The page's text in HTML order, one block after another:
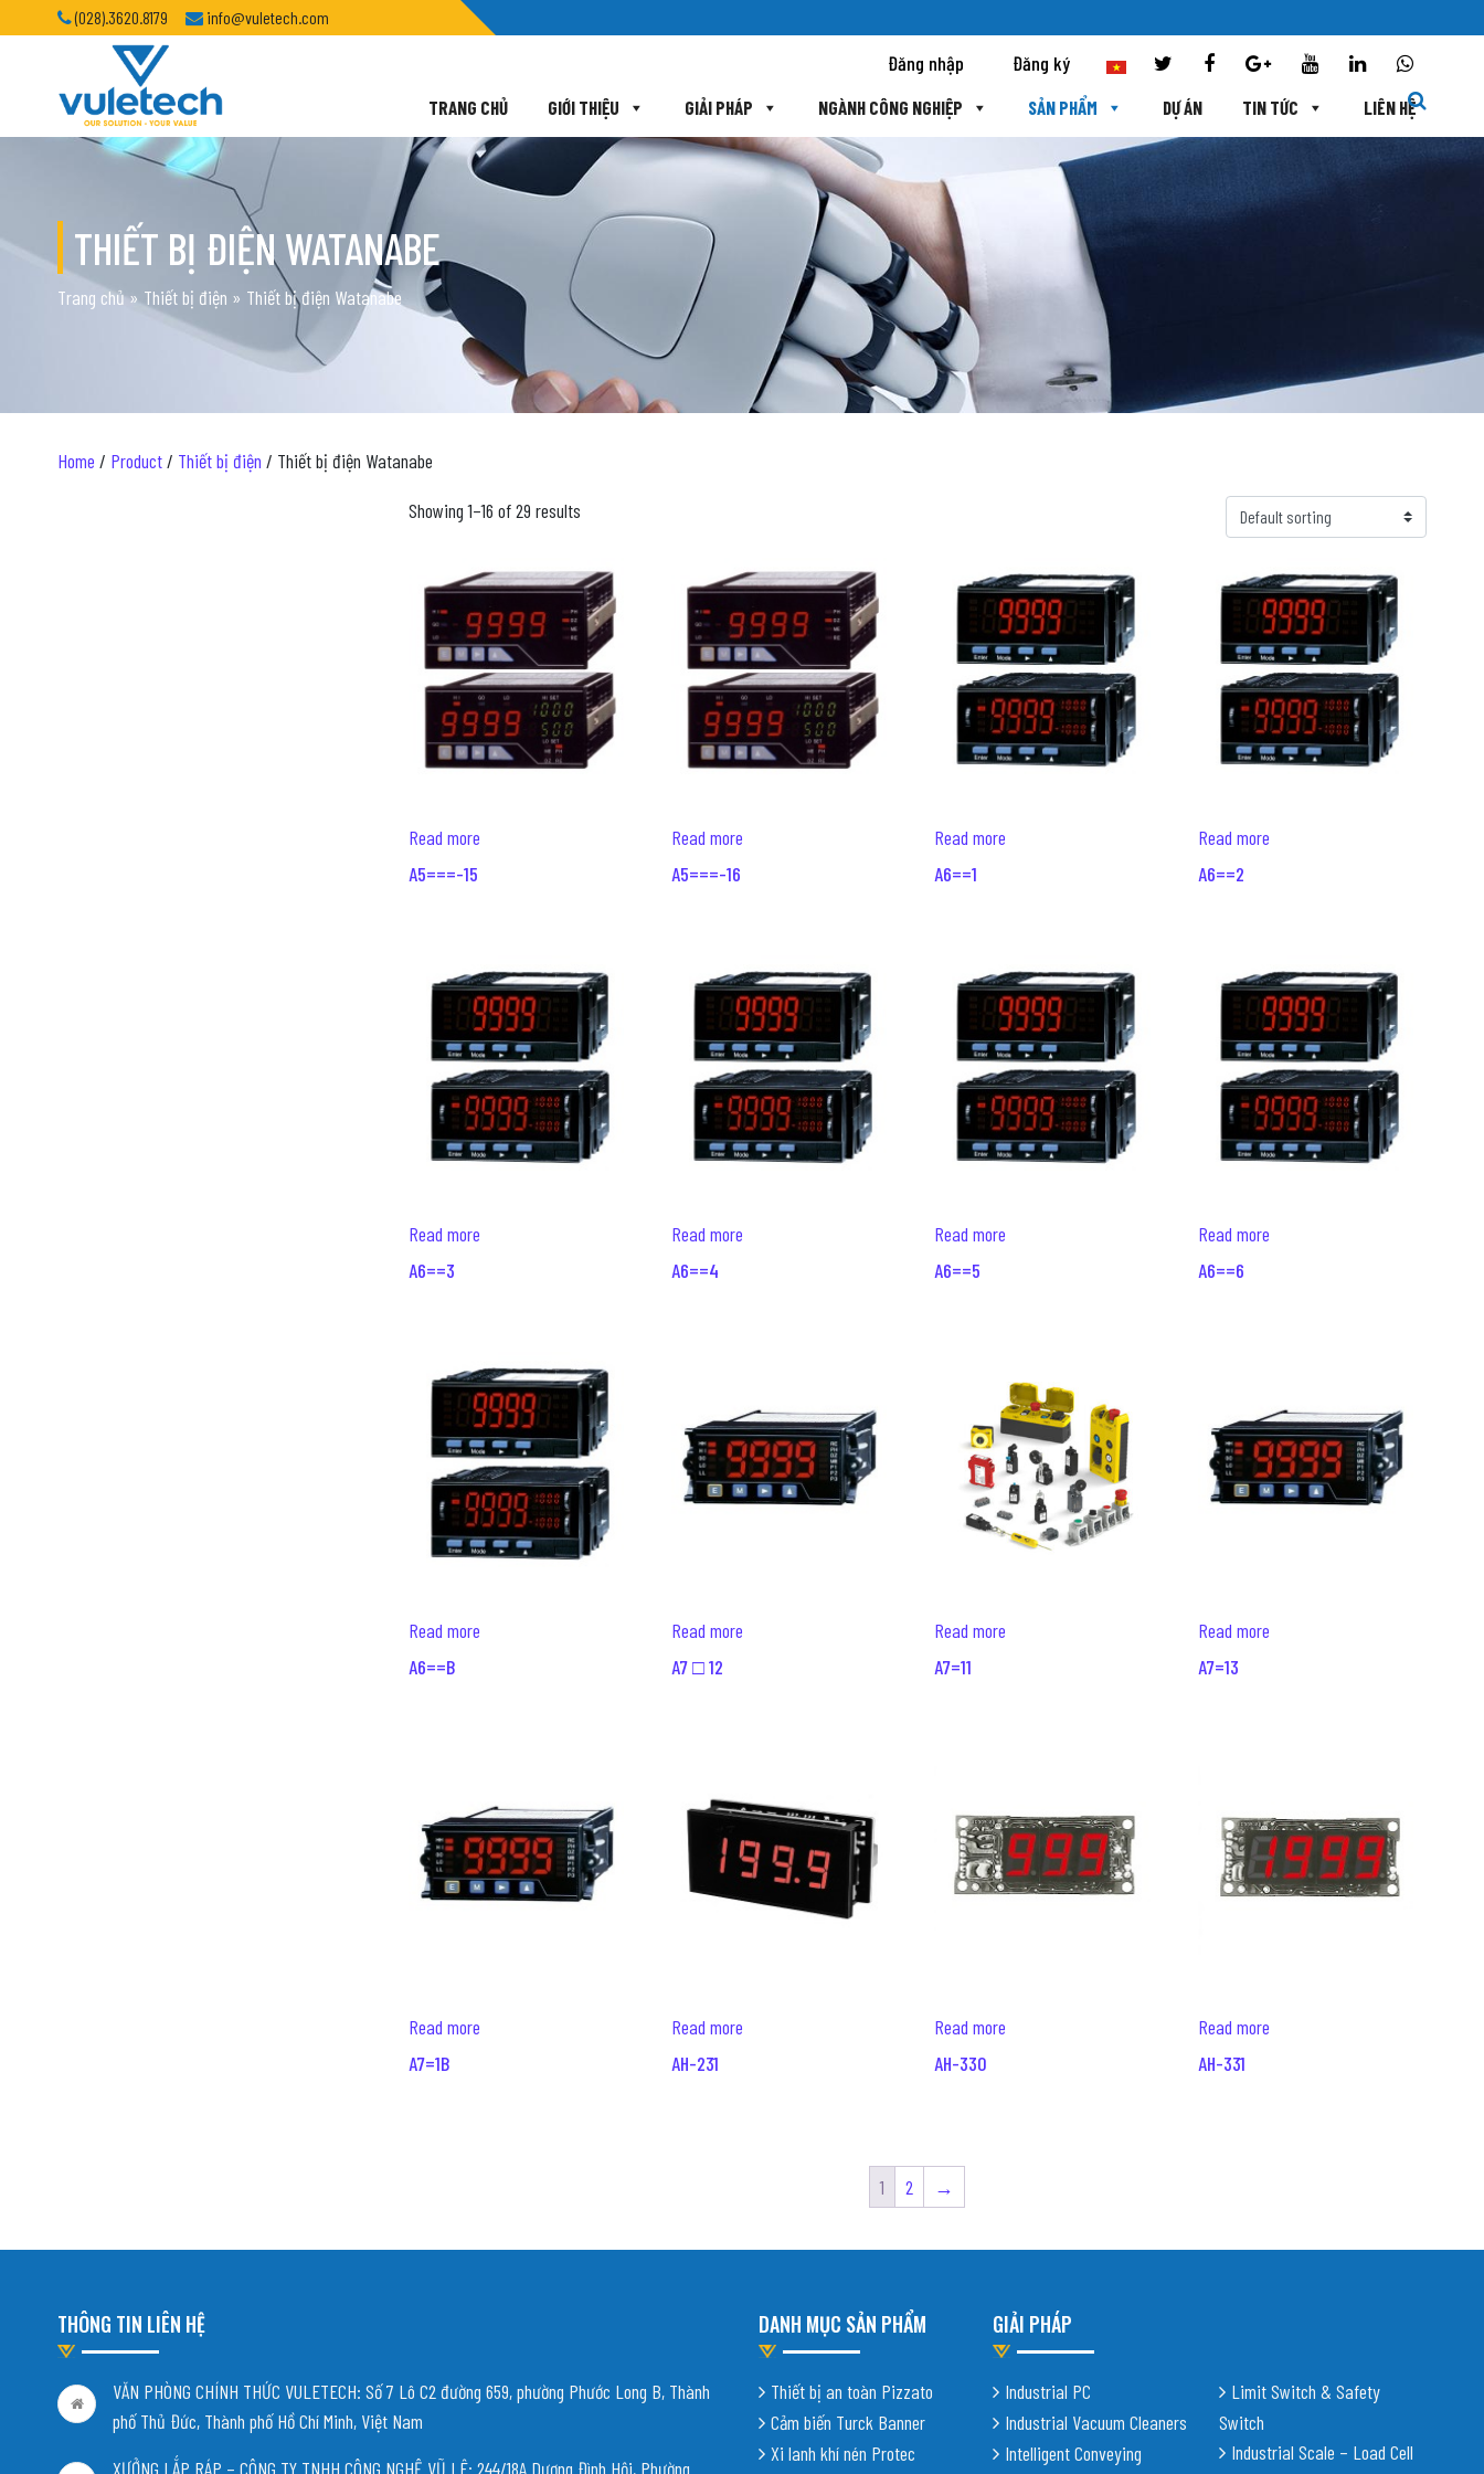
(028).3620.8179 info@vuletech.com
Đăng nhập Đăng ký
TRANG CHỦ GIỚI THIỆU GIẢI PHÁP NGÀNH CÔNG NGHIỆP SẢN PHẨM DỰ ÁN TIN TỨC LIÊN HỆ
THIẾT BỊ ĐIỆN WATANABE
Trang chủ» Thiết bị điện » Thiết bị điện Watanabe
Home / Product/ Thiết bị điện / Thiết bị điện Watanabe
Showing 1–16 of 29 results
Read more
A5===-15
Read more
A5===-16
Read more
A6==1
Read more
A6==2
Read more
A6==3
Read more
A6==4
Read more
A6==5
Read more
A6==6
Read more
A6==B
Read more
A7 □ 12
Read more
A7=11
Read more
A7=13
Read more
A7=1B
Read more
AH-231
Read more
AH-330
Read more
AH-331
1 2 →
THÔNG TIN LIÊN HỆ
VĂN PHÒNG CHÍNH THỨC VULETECH: Số 7 Lô C2 đường 659, phường Phước Long B, Thành
phố Thủ Đức, Thành phố Hồ Chí Minh, Việt Nam
XƯỞNG LẮP RÁP – CÔNG TY TNHH CÔNG NGHỆ VŨ LÊ: 244/18A Dương Đình Hội, Phường
DANH MỤC SẢN PHẨM
Thiết bị an toàn Pizzato
Cảm biến Turck Banner
Xi lanh khí nén Protec
GIẢI PHÁP
Industrial PC
Industrial Vacuum Cleaners
Intelligent Conveying
Limit Switch & Safety
Switch
Industrial Scale – Load Cell